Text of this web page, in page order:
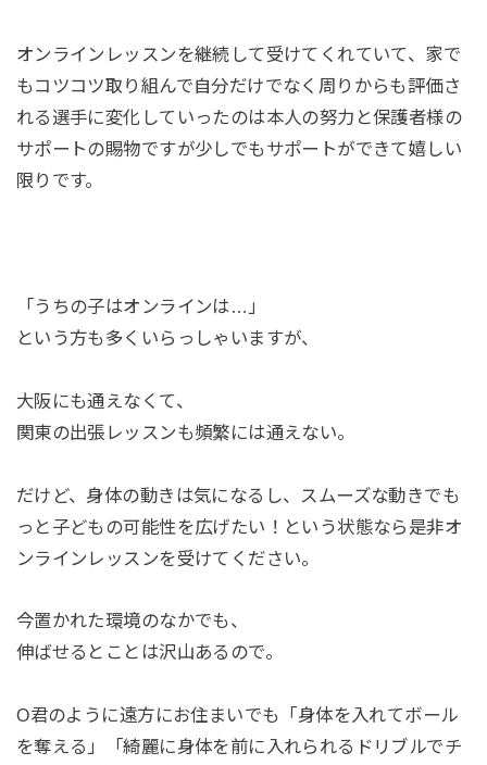
オンラインレッスンを継続して受けてくれていて、家で
もコツコツ取り組んで自分だけでなく周りからも評価さ
れる選手に変化していったのは本人の努力と保護者様の
サポートの賜物ですが少しでもサポートができて嬉しい
限りです。
「うちの子はオンラインは…」
という方も多くいらっしゃいますが、
大阪にも通えなくて、
関東の出張レッスンも頻繁には通えない。
だけど、身体の動きは気になるし、スムーズな動きでも
っと子どもの可能性を広げたい！という状態なら是非オ
ンラインレッスンを受けてください。
今置かれた環境のなかでも、
伸ばせるとことは沢山あるので。
⁡O君のように遠方にお住まいでも「身体を入れてボール
を奪える」「綺麗に身体を前に入れられるドリブルでチ